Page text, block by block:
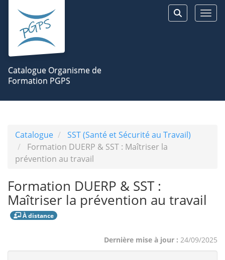
Aller au menu principal
Aller au contenu principal
Personnaliser l'interface
Catalogue Organisme de
Formation PGPS
Catalogue
SST (Santé et Sécurité au Travail)
Formation DUERP & SST : Maîtriser la
prévention au travail
Formation DUERP & SST :
Maîtriser la prévention au travail
À distance
Dernière mise à jour : 24/09/2025